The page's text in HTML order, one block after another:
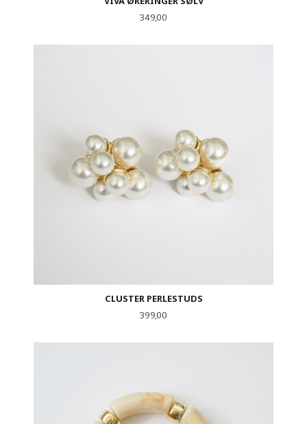
Pris
349,00
CLUSTER PERLESTUDS
Pris
399,00